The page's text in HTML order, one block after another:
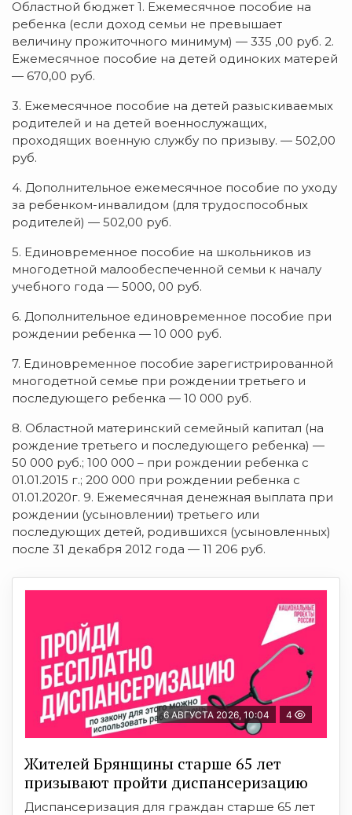
Областной бюджет 1. Ежемесячное пособие на
ребенка (если доход семьи не превышает
величину прожиточного минимум) — 335 ,00 руб. 2.
Ежемесячное пособие на детей одиноких матерей
— 670,00 руб.
3. Ежемесячное пособие на детей разыскиваемых
родителей и на детей военнослужащих,
проходящих военную службу по призыву. — 502,00
руб.
4. Дополнительное ежемесячное пособие по уходу
за ребенком-инвалидом (для трудоспособных
родителей) — 502,00 руб.
5. Единовременное пособие на школьников из
многодетной малообеспеченной семьи к началу
учебного года — 5000, 00 руб.
6. Дополнительное единовременное пособие при
рождении ребенка — 10 000 руб.
7. Единовременное пособие зарегистрированной
многодетной семье при рождении третьего и
последующего ребенка — 10 000 руб.
8. Областной материнский семейный капитал (на
рождение третьего и последующего ребенка) —
50 000 руб.; 100 000 – при рождении ребенка с
01.01.2015 г.; 200 000 при рождении ребенка с
01.01.2020г. 9. Ежемесячная денежная выплата при
рождении (усыновлении) третьего или
последующих детей, родившихся (усыновленных)
после 31 декабря 2012 года — 11 206 руб.
6 АВГУСТА 2026, 10:04 4
Жителей Брянщины старше 65 лет
призывают пройти диспансеризацию
Диспансеризация для граждан старше 65 лет